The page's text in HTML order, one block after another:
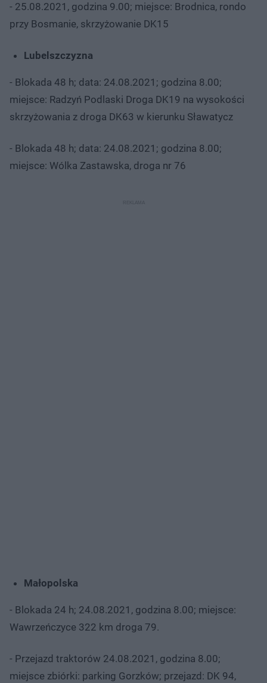
- 25.08.2021, godzina 9.00; miejsce: Brodnica, rondo
przy Bosmanie, skrzyżowanie DK15
Lubelszczyzna
- Blokada 48 h; data: 24.08.2021; godzina 8.00;
miejsce: Radzyń Podlaski Droga DK19 na wysokości
skrzyżowania z droga DK63 w kierunku Sławatycz
- Blokada 48 h; data: 24.08.2021; godzina 8.00;
miejsce: Wólka Zastawska, droga nr 76
Małopolska
- Blokada 24 h; 24.08.2021, godzina 8.00; miejsce:
Wawrzeńczyce 322 km droga 79.
- Przejazd traktorów 24.08.2021, godzina 8.00;
miejsce zbiórki: parking Gorzków; przejazd: DK 94,